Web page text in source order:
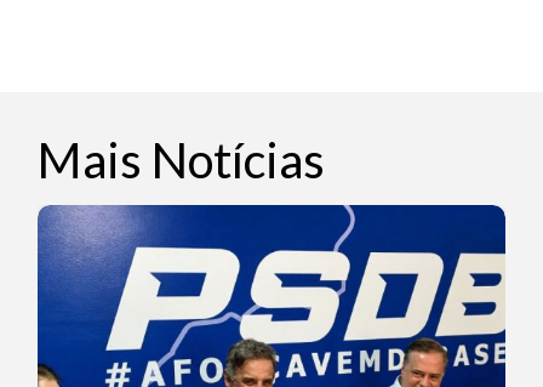
Mais Notícias